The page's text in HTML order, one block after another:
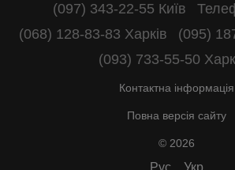
(097) 343-22-55 Київ
(068) 128-83-83 Харків
(095)
(093) 733-55-50
Контактна інформація
Повна версія сайту
© 2026